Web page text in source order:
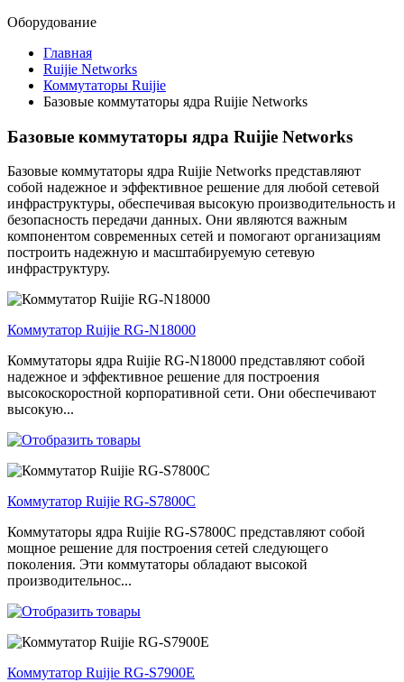
Оборудование
Главная
Ruijie Networks
Коммутаторы Ruijie
Базовые коммутаторы ядра Ruijie Networks
Базовые коммутаторы ядра Ruijie Networks
Базовые коммутаторы ядра Ruijie Networks представляют
собой надежное и эффективное решение для любой сетевой
инфраструктуры, обеспечивая высокую производительность и
безопасность передачи данных. Они являются важным
компонентом современных сетей и помогают организациям
построить надежную и масштабируемую сетевую
инфраструктуру.
Коммутатор Ruijie RG-N18000
Коммутаторы ядра Ruijie RG-N18000 представляют собой
надежное и эффективное решение для построения
высокоскоростной корпоративной сети. Они обеспечивают
высокую...
Коммутатор Ruijie RG-S7800C
Коммутаторы ядра Ruijie RG-S7800C представляют собой
мощное решение для построения сетей следующего
поколения. Эти коммутаторы обладают высокой
производительнос...
Коммутатор Ruijie RG-S7900E